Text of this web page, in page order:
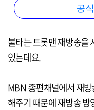
공
불타는 트롯맨 재방송을
있는데요.
MBN 종편채널에서 재
해주기 때문에 재방송